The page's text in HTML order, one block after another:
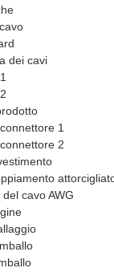
dei cavi
1
2
cavo AWG